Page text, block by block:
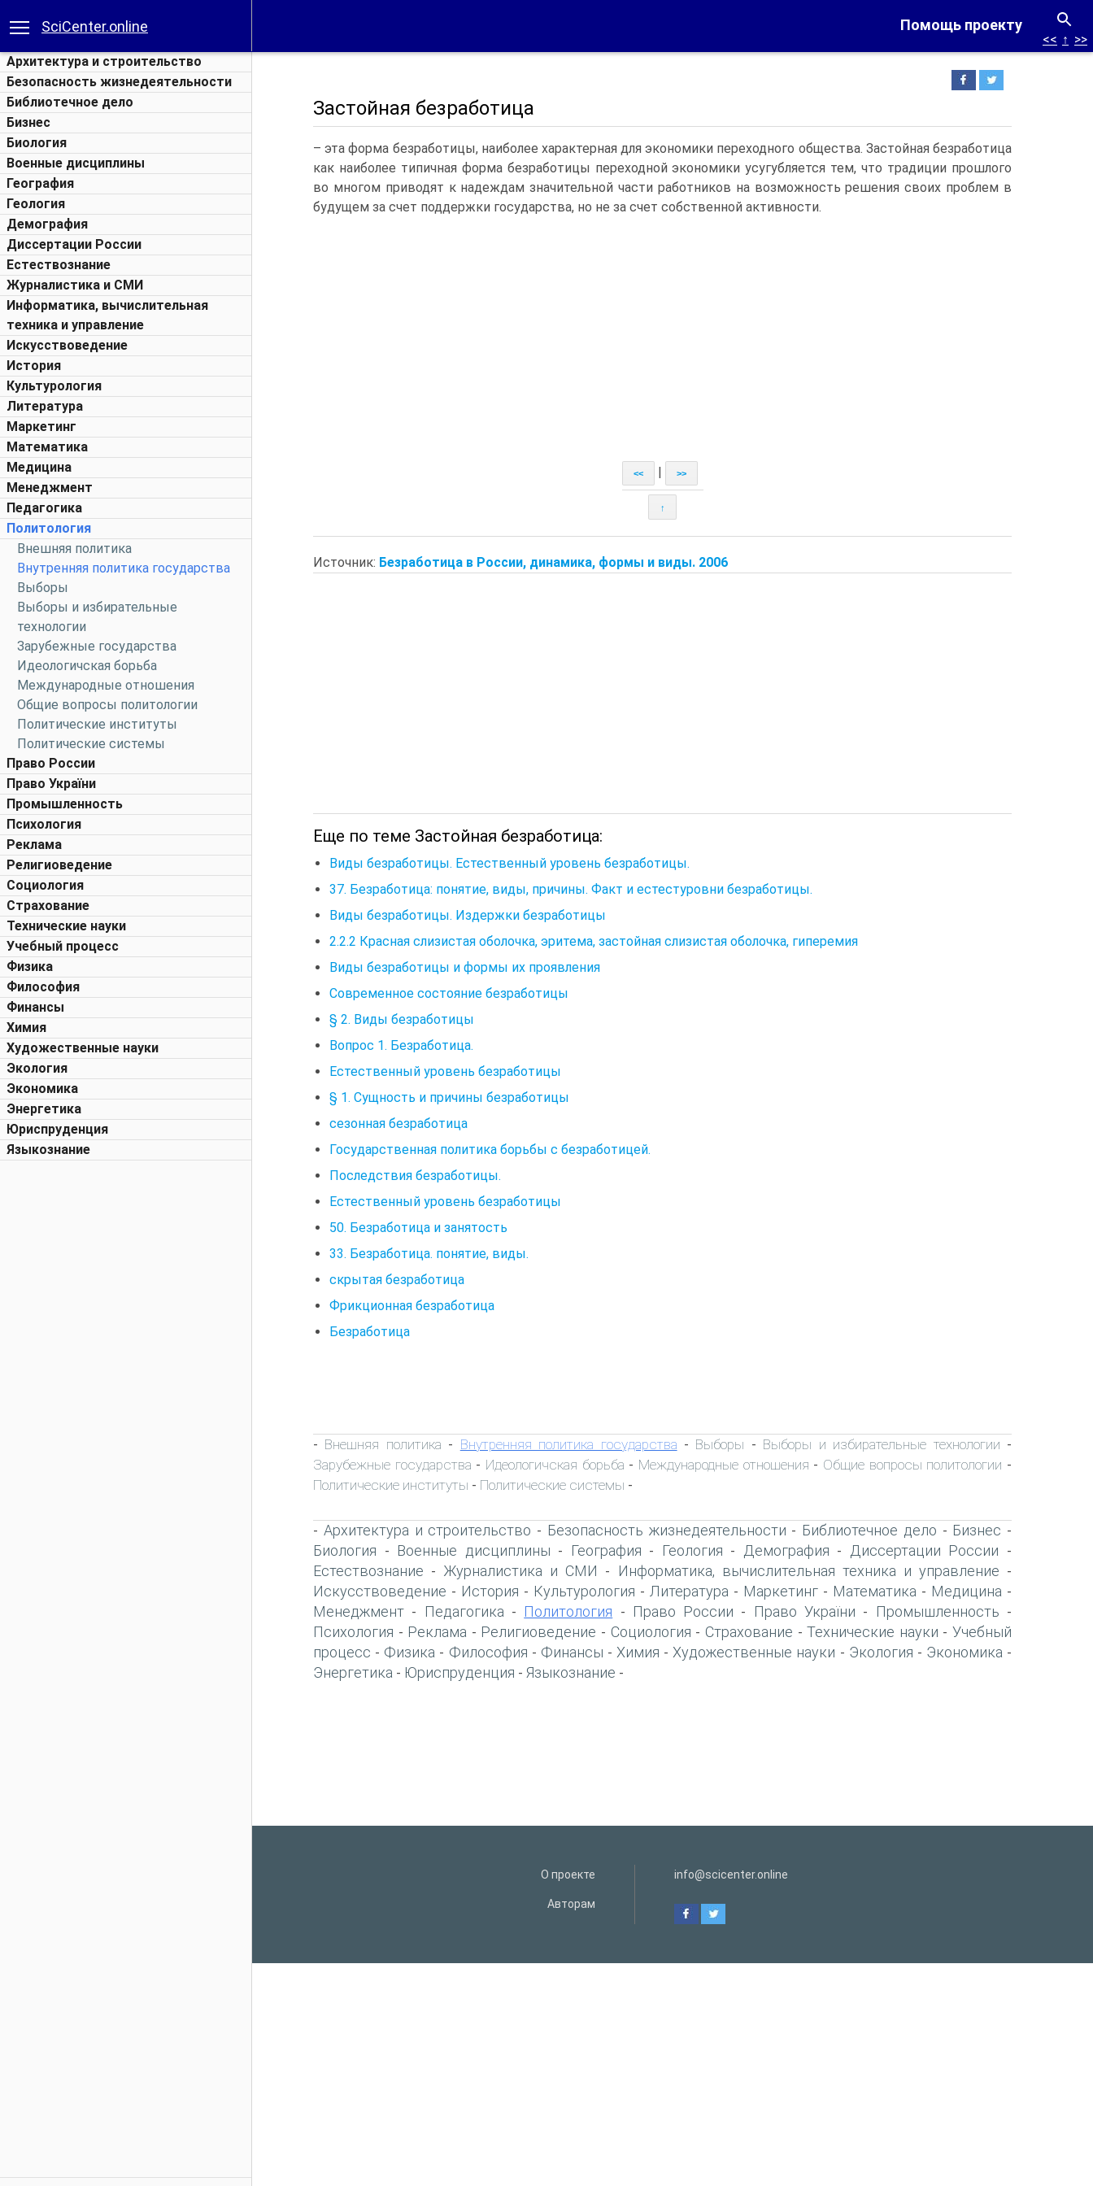
Помощь проекту
SciCenter.online
Архитектура и строительство
Безопасность жизнедеятельности
Библиотечное дело
Бизнес
Биология
Военные дисциплины
География
Геология
Демография
Диссертации России
Естествознание
Журналистика и СМИ
Информатика, вычислительная
техника и управление
Искусствоведение
История
Культурология
Литература
Маркетинг
Математика
Медицина
Менеджмент
Педагогика
Политология
Внешняя политика
Внутренняя политика государства
Выборы
Выборы и избирательные
технологии
Зарубежные государства
Идеологичская борьба
Международные отношения
Общие вопросы политологии
Политические институты
Политические системы
Право России
Право України
Промышленность
Психология
Реклама
Религиоведение
Социология
Страхование
Технические науки
Учебный процесс
Физика
Философия
Финансы
Химия
Художественные науки
Экология
Экономика
Энергетика
Юриспруденция
Языкознание
<< ↑ >>
Застойная безработица
– эта форма безработицы, наиболее характерная для экономики переходного общества. Застойная безработица
как наиболее типичная форма безработицы переходной экономики усугубляется тем, что традиции прошлого
во многом приводят к надеждам значительной части работников на возможность решения своих проблем в
будущем за счет поддержки государства, но не за счет собственной активности.
<< >>
↑
Источник: Безработица в России, динамика, формы и виды. 2006
Еще по теме Застойная безработица:
Виды безработицы. Естественный уровень безработицы.
37. Безработица: понятие, виды, причины. Факт и естестуровни безработицы.
Виды безработицы. Издержки безработицы
2.2.2 Красная слизистая оболочка, эритема, застойная слизистая оболочка, гиперемия
Виды безработицы и формы их проявления
Современное состояние безработицы
§ 2. Виды безработицы
Вопрос 1. Безработица.
Естественный уровень безработицы
§ 1. Сущность и причины безработицы
сезонная безработица
Государственная политика борьбы с безработицей.
Последствия безработицы.
Естественный уровень безработицы
50. Безработица и занятость
33. Безработица. понятие, виды.
скрытая безработица
Фрикционная безработица
Безработица
- Внешняя политика - Внутренняя политика государства - Выборы - Выборы и избирательные технологии -
Зарубежные государства - Идеологичская борьба - Международные отношения - Общие вопросы политологии -
Политические институты - Политические системы -
- Архитектура и строительство - Безопасность жизнедеятельности - Библиотечное дело - Бизнес -
Биология - Военные дисциплины - География - Геология - Демография - Диссертации России -
Естествознание - Журналистика и СМИ - Информатика, вычислительная техника и управление -
Искусствоведение - История - Культурология - Литература - Маркетинг - Математика - Медицина -
Менеджмент - Педагогика - Политология - Право России - Право України - Промышленность -
Психология - Реклама - Религиоведение - Социология - Страхование -Технические науки -Учебный
процесс - Физика - Философия - Финансы - Химия - Художественные науки - Экология - Экономика -
Энергетика - Юриспруденция - Языкознание -
О проекте
Авторам
info@scicenter.online